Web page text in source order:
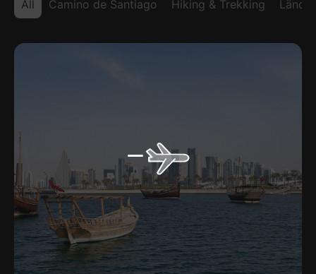
All Camino de Santiago Hiking & Trekking Länder